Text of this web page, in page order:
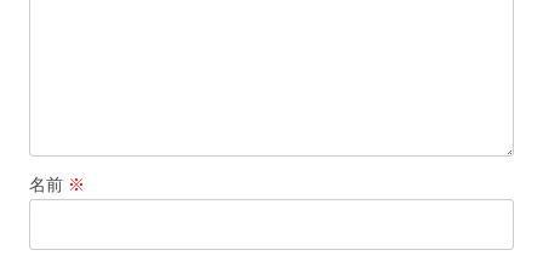
名前 ※